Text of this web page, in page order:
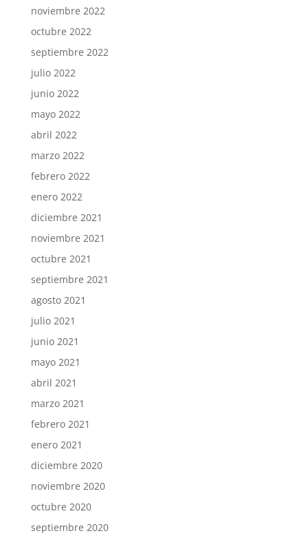
noviembre 2022
octubre 2022
septiembre 2022
julio 2022
junio 2022
mayo 2022
abril 2022
marzo 2022
febrero 2022
enero 2022
diciembre 2021
noviembre 2021
octubre 2021
septiembre 2021
agosto 2021
julio 2021
junio 2021
mayo 2021
abril 2021
marzo 2021
febrero 2021
enero 2021
diciembre 2020
noviembre 2020
octubre 2020
septiembre 2020